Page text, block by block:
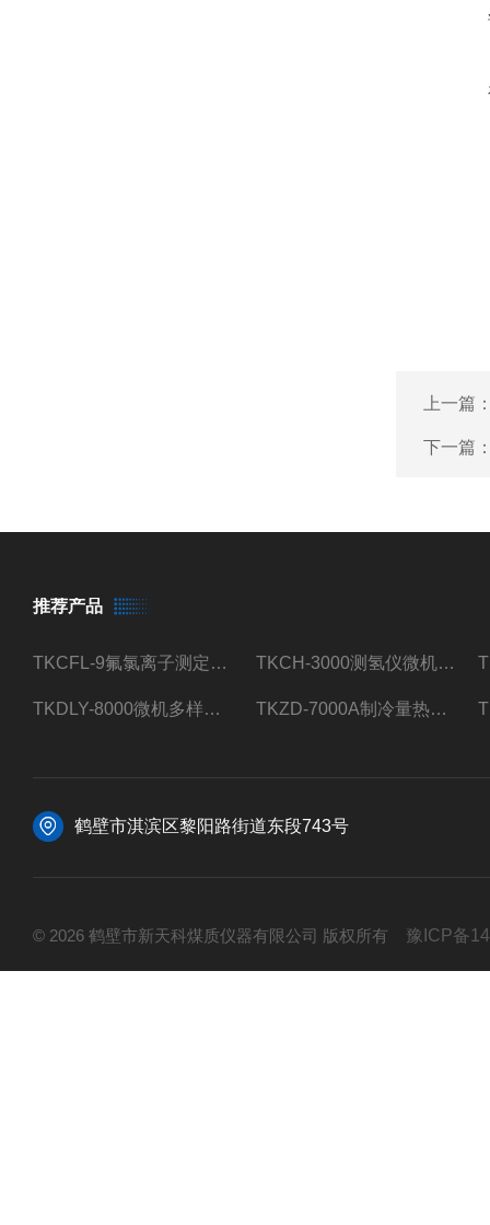
上一篇
下一篇
推荐产品
TKCFL-9氟氯离子测定仪自动煤质检测 TKCH-3000测氢仪微机氢元素测定煤质检测
TKDLY-8000微机多样测硫仪自动定硫仪化验室硫含量测定 TKZD-7000A制冷量热仪自动升降热值仪煤质检测
鹤壁市淇滨区黎阳路街道东段743号
© 2026 鹤壁市新天科煤质仪器有限公司 版权所有 豫ICP备